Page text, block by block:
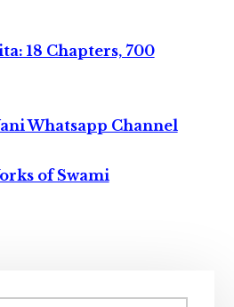
18 Chapters, 700
Whatsapp Channel
of Swami